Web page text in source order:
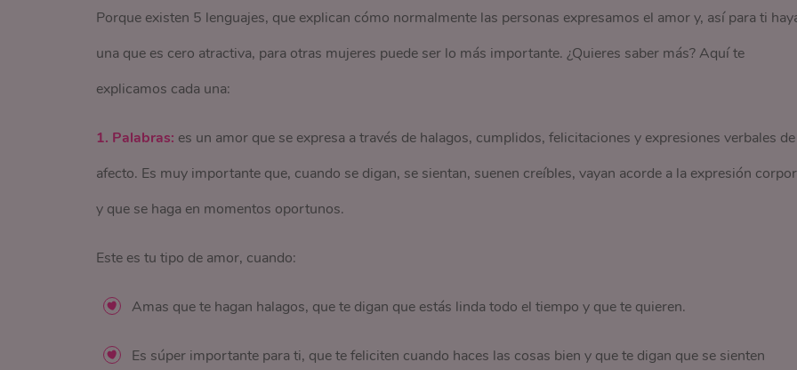
Porque existen 5 lenguajes, que explican cómo normalmente las personas expresamos el amor y, así para ti
una que es cero atractiva, para otras mujeres puede ser lo más importante. ¿Quieres saber más? Aquí te
explicamos cada una:
1. Palabras: es un amor que se expresa a través de halagos, cumplidos, felicitaciones y expresiones verbales de
afecto. Es muy importante que, cuando se digan, se sientan, suenen creíbles, vayan acorde a la expresión
y que se haga en momentos oportunos.
Este es tu tipo de amor, cuando:
Amas que te hagan halagos, que te digan que estás linda todo el tiempo y que te quieren.
Es súper importante para ti, que te feliciten cuando haces las cosas bien y que te digan que se sienten